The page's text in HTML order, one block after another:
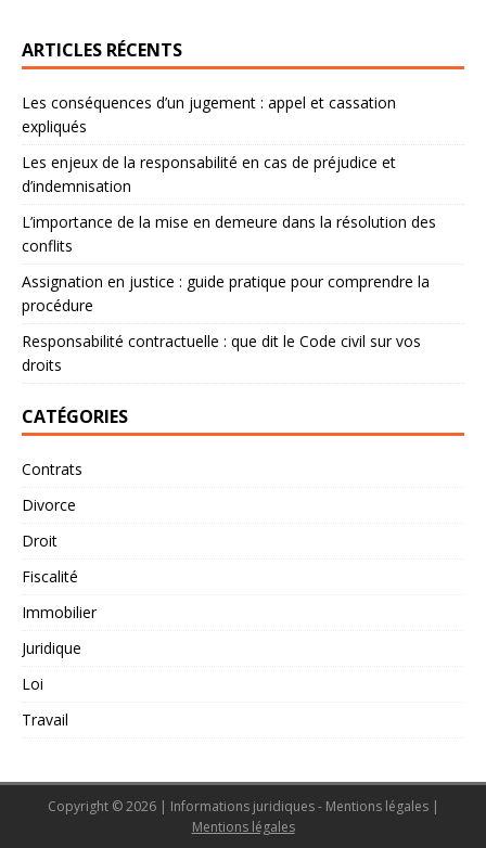
ARTICLES RÉCENTS
Les conséquences d’un jugement : appel et cassation
expliqués
Les enjeux de la responsabilité en cas de préjudice et
d’indemnisation
L’importance de la mise en demeure dans la résolution des
conflits
Assignation en justice : guide pratique pour comprendre la
procédure
Responsabilité contractuelle : que dit le Code civil sur vos
droits
CATÉGORIES
Contrats
Divorce
Droit
Fiscalité
Immobilier
Juridique
Loi
Travail
Copyright © 2026 | Informations juridiques - Mentions légales |
Mentions légales